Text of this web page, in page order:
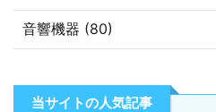
音響機器 (80)
当サイトの人気記事